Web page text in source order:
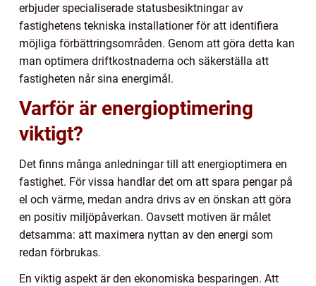
erbjuder specialiserade statusbesiktningar av
fastighetens tekniska installationer för att identifiera
möjliga förbättringsområden. Genom att göra detta kan
man optimera driftkostnaderna och säkerställa att
fastigheten når sina energimål.
Varför är energioptimering
viktigt?
Det finns många anledningar till att energioptimera en
fastighet. För vissa handlar det om att spara pengar på
el och värme, medan andra drivs av en önskan att göra
en positiv miljöpåverkan. Oavsett motiven är målet
detsamma: att maximera nyttan av den energi som
redan förbrukas.
En viktig aspekt är den ekonomiska besparingen. Att